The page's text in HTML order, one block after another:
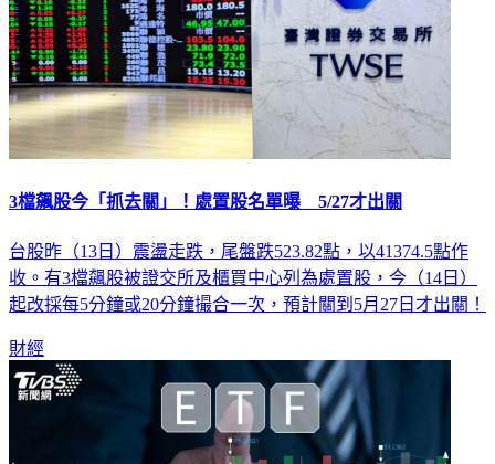
3檔飆股今「抓去關」！處置股名單曝 5/27才出關
台股昨（13日）震盪走跌，尾盤跌523.82點，以41374.5點作
收。有3檔飆股被證交所及櫃買中心列為處置股，今（14日）
起改採每5分鐘或20分鐘撮合一次，預計關到5月27日才出關！
財經